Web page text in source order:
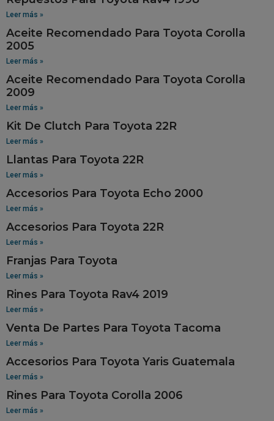
Leer más »
Aceite Recomendado Para Toyota Corolla
2005
Leer más »
Aceite Recomendado Para Toyota Corolla
2009
Leer más »
Kit De Clutch Para Toyota 22R
Leer más »
Llantas Para Toyota 22R
Leer más »
Accesorios Para Toyota Echo 2000
Leer más »
Accesorios Para Toyota 22R
Leer más »
Franjas Para Toyota
Leer más »
Rines Para Toyota Rav4 2019
Leer más »
Venta De Partes Para Toyota Tacoma
Leer más »
Accesorios Para Toyota Yaris Guatemala
Leer más »
Rines Para Toyota Corolla 2006
Leer más »